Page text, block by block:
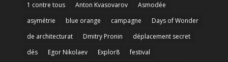
1 contre tous Anton Kvasovarov
Asmodée
asymétrie
blue orange campagne
Days of Wonder
de architecturat
Dmitry Pronin
déplacement secret
dés
Egor Nikolaev Explor8
festival